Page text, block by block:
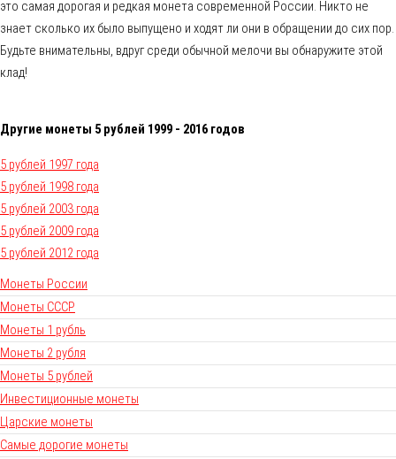
это самая дорогая и редкая монета современной России. Никто не
знает сколько их было выпущено и ходят ли они в обращении до сих пор.
Будьте внимательны, вдруг среди обычной мелочи вы обнаружите этой
клад!
Другие монеты 5 рублей 1999 - 2016 годов
5 рублей 1997 года
5 рублей 1998 года
5 рублей 2003 года
5 рублей 2009 года
5 рублей 2012 года
Монеты России
Монеты СССР
Монеты 1 рубль
Монеты 2 рубля
Монеты 5 рублей
Инвестиционные монеты
Царские монеты
Самые дорогие монеты